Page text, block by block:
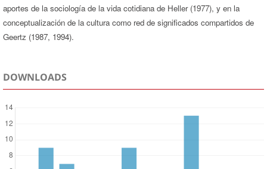
aportes de la sociología de la vida cotidiana de Heller (1977), y en la
conceptualización de la cultura como red de significados compartidos de
Geertz (1987, 1994).
DOWNLOADS